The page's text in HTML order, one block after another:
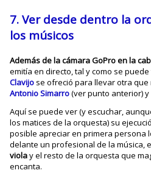
7. Ver desde dentro la
los músicos
Además de la cámara GoPro en la
emitía en directo, tal y como se
Clavijo se ofreció para llevar otra
Antonio Simarro(ver punto anterior)
Aquí se puede ver (y escuchar,
los matices de la orquesta) su
posible apreciar en primera persona
delante un profesional de la música,
violay el resto de la orquesta que
encanta.